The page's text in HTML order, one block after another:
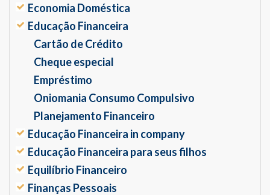
Economia Doméstica
Educação Financeira
Cartão de Crédito
Cheque especial
Empréstimo
Oniomania Consumo Compulsivo
Planejamento Financeiro
Educação Financeira in company
Educação Financeira para seus filhos
Equilíbrio Financeiro
Finanças Pessoais